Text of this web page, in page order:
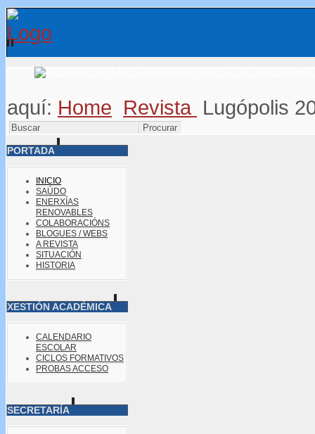
aquí: Home Revista Lugópolis
PORTADA
INICIO
SAÚDO
ENERXÍAS
RENOVABLES
COLABORACIÓNS
BLOGUES / WEBS
A REVISTA
SITUACIÓN
HISTORIA
XESTIÓN ACADÉMICA
CALENDARIO
ESCOLAR
CICLOS FORMATIVOS
PROBAS ACCESO
SECRETARÍA